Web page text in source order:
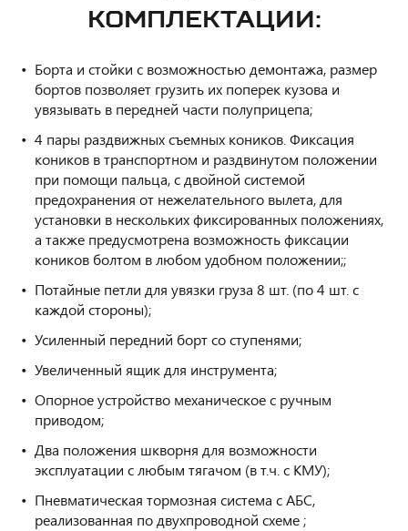
КОМПЛЕКТАЦИИ:
Борта и стойки с возможностью демонтажа, размер
бортов позволяет грузить их поперек кузова и
увязывать в передней части полуприцепа;
4 пары раздвижных съемных коников. Фиксация
коников в транспортном и раздвинутом положении
при помощи пальца, с двойной системой
предохранения от нежелательного вылета, для
установки в нескольких фиксированных положениях,
а также предусмотрена возможность фиксации
коников болтом в любом удобном положении;;
Потайные петли для увязки груза 8 шт. (по 4 шт. с
каждой стороны);
Усиленный передний борт со ступенями;
Увеличенный ящик для инструмента;
Опорное устройство механическое с ручным
приводом;
Два положения шкворня для возможности
эксплуатации с любым тягачом (в т.ч. с КМУ);
Пневматическая тормозная система с АБС,
реализованная по двухпроводной схеме ;